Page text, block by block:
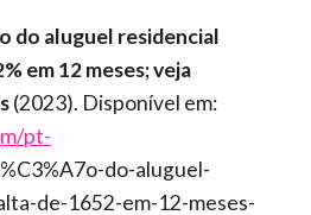
do aluguel residencial
em 12 meses; veja
(2023). Disponível em:
pt-
do-aluguel-
de-1652-em-12-meses-